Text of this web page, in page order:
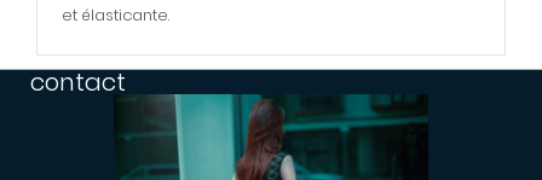
et élasticante.
contact